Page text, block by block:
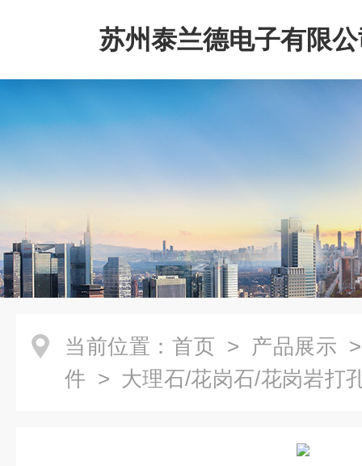
苏州泰兰德电子有限
当前位置： 首页 > 产品展示
件 > 大理石/花岗石/花岗岩打